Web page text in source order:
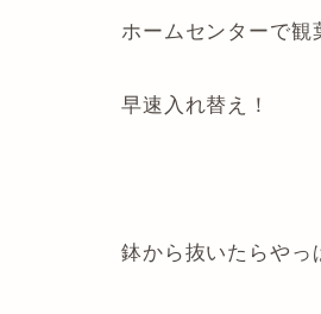
ホームセンターで観
早速入れ替え！
鉢から抜いたらやっ